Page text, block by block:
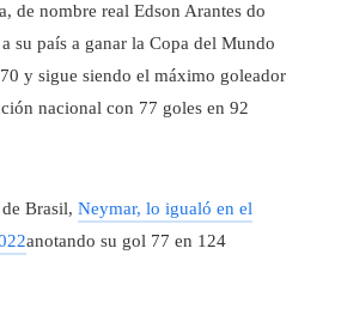
de nombre real Edson Arantes do
su país a ganar la Copa del Mundo
y sigue siendo el máximo goleador
nacional con 77 goles en 92
Brasil, Neymar, lo igualó en el
anotando su gol 77 en 124